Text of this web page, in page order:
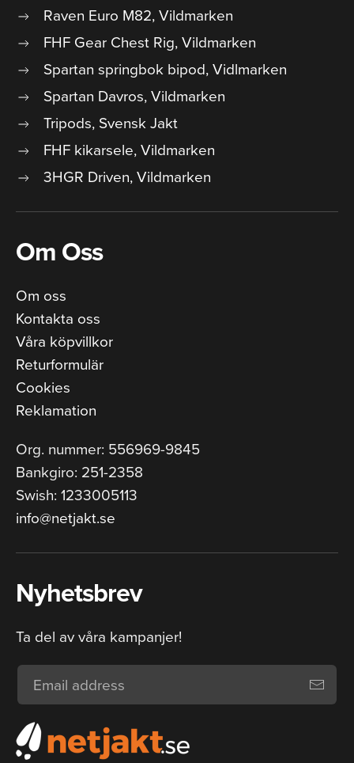
Raven Euro M82, Vildmarken
FHF Gear Chest Rig, Vildmarken
Spartan springbok bipod, Vidlmarken
Spartan Davros, Vildmarken
Tripods, Svensk Jakt
FHF kikarsele, Vildmarken
3HGR Driven, Vildmarken
Om Oss
Om oss
Kontakta oss
Våra köpvillkor
Returformulär
Cookies
Reklamation
Org. nummer: 556969-9845
Bankgiro: 251-2358
Swish: 1233005113
info@netjakt.se
Nyhetsbrev
Ta del av våra kampanjer!